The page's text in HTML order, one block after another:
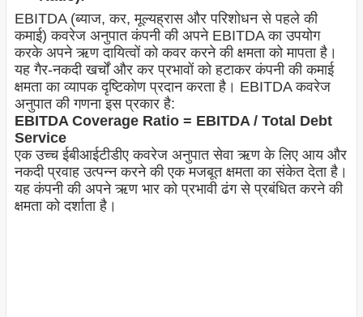
EBITDA (ब्याज, कर, मूल्यह्रास और परिशोधन से पहले की
कमाई) कवरेज अनुपात कंपनी की अपने EBITDA का उपयोग
करके अपने ऋण दायित्वों को कवर करने की क्षमता को मापता है।
यह गैर-नकदी खर्चों और कर प्रभावों को हटाकर कंपनी की कमाई
क्षमता का व्यापक दृष्टिकोण प्रदान करता है। EBITDA कवरेज
अनुपात की गणना इस प्रकार है:
EBITDA Coverage Ratio = EBITDA / Total Debt
Service
एक उच्च ईबीआईटीडीए कवरेज अनुपात सेवा ऋण के लिए आय और
नकदी प्रवाह उत्पन्न करने की एक मजबूत क्षमता का संकेत देता है।
यह कंपनी की अपने ऋण भार को प्रभावी ढंग से प्रबंधित करने की
क्षमता को दर्शाता है।